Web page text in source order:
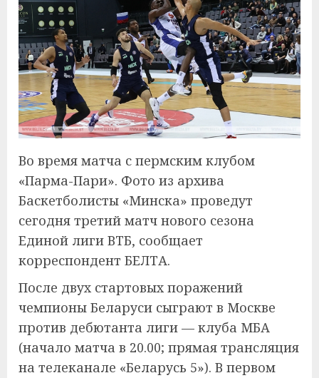
Во время матча с пермским клубом
«Парма-Пари». Фото из архива
Баскетболисты «Минска» проведут
сегодня третий матч нового сезона
Единой лиги ВТБ, сообщает
корреспондент БЕЛТА.
После двух стартовых поражений
чемпионы Беларуси сыграют в Москве
против дебютанта лиги — клуба МБА
(начало матча в 20.00; прямая трансляция
на телеканале «Беларусь 5»). В первом